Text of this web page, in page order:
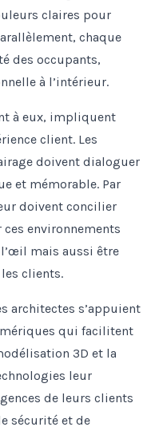
claires pour
chaque
des occupants,
à l’intérieur.
à eux, impliquent
client. Les
doivent dialoguer
et mémorable. Par
doivent concilier
environnements
mais aussi être
clients.
architectes s’appuient
qui facilitent
3D et la
leur
de leurs clients
sécurité et de